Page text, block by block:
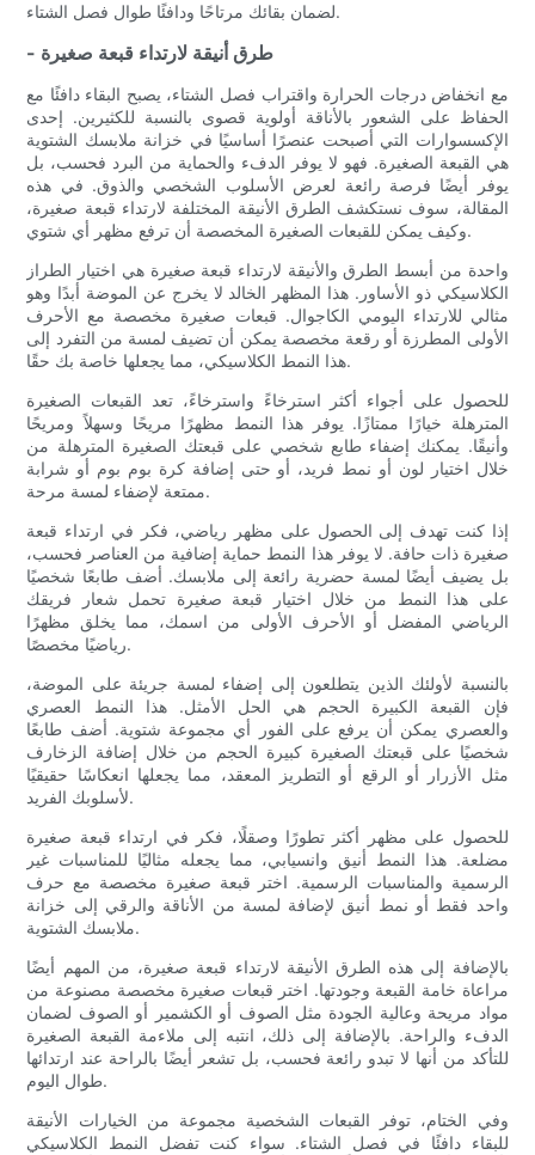
لضمان بقائك مرتاحًا ودافئًا طوال فصل الشتاء.
- طرق أنيقة لارتداء قبعة صغيرة
مع انخفاض درجات الحرارة واقتراب فصل الشتاء، يصبح البقاء دافئًا مع
الحفاظ على الشعور بالأناقة أولوية قصوى بالنسبة للكثيرين. إحدى
الإكسسوارات التي أصبحت عنصرًا أساسيًا في خزانة ملابسك الشتوية
هي القبعة الصغيرة. فهو لا يوفر الدفء والحماية من البرد فحسب، بل
يوفر أيضًا فرصة رائعة لعرض الأسلوب الشخصي والذوق. في هذه
المقالة، سوف نستكشف الطرق الأنيقة المختلفة لارتداء قبعة صغيرة،
وكيف يمكن للقبعات الصغيرة المخصصة أن ترفع مظهر أي شتوي.
واحدة من أبسط الطرق والأنيقة لارتداء قبعة صغيرة هي اختيار الطراز
الكلاسيكي ذو الأساور. هذا المظهر الخالد لا يخرج عن الموضة أبدًا وهو
مثالي للارتداء اليومي الكاجوال. قبعات صغيرة مخصصة مع الأحرف
الأولى المطرزة أو رقعة مخصصة يمكن أن تضيف لمسة من التفرد إلى
هذا النمط الكلاسيكي، مما يجعلها خاصة بك حقًا.
للحصول على أجواء أكثر استرخاءً واسترخاءً، تعد القبعات الصغيرة
المترهلة خيارًا ممتازًا. يوفر هذا النمط مظهرًا مريحًا وسهلاً ومريحًا
وأنيقًا. يمكنك إضفاء طابع شخصي على قبعتك الصغيرة المترهلة من
خلال اختيار لون أو نمط فريد، أو حتى إضافة كرة بوم بوم أو شرابة
ممتعة لإضفاء لمسة مرحة.
إذا كنت تهدف إلى الحصول على مظهر رياضي، فكر في ارتداء قبعة
صغيرة ذات حافة. لا يوفر هذا النمط حماية إضافية من العناصر فحسب،
بل يضيف أيضًا لمسة حضرية رائعة إلى ملابسك. أضف طابعًا شخصيًا
على هذا النمط من خلال اختيار قبعة صغيرة تحمل شعار فريقك
الرياضي المفضل أو الأحرف الأولى من اسمك، مما يخلق مظهرًا
رياضيًا مخصصًا.
بالنسبة لأولئك الذين يتطلعون إلى إضفاء لمسة جريئة على الموضة،
فإن القبعة الكبيرة الحجم هي الحل الأمثل. هذا النمط العصري
والعصري يمكن أن يرفع على الفور أي مجموعة شتوية. أضف طابعًا
شخصيًا على قبعتك الصغيرة كبيرة الحجم من خلال إضافة الزخارف
مثل الأزرار أو الرقع أو التطريز المعقد، مما يجعلها انعكاسًا حقيقيًا
لأسلوبك الفريد.
للحصول على مظهر أكثر تطورًا وصقلًا، فكر في ارتداء قبعة صغيرة
مضلعة. هذا النمط أنيق وانسيابي، مما يجعله مثاليًا للمناسبات غير
الرسمية والمناسبات الرسمية. اختر قبعة صغيرة مخصصة مع حرف
واحد فقط أو نمط أنيق لإضافة لمسة من الأناقة والرقي إلى خزانة
ملابسك الشتوية.
بالإضافة إلى هذه الطرق الأنيقة لارتداء قبعة صغيرة، من المهم أيضًا
مراعاة خامة القبعة وجودتها. اختر قبعات صغيرة مخصصة مصنوعة من
مواد مريحة وعالية الجودة مثل الصوف أو الكشمير أو الصوف لضمان
الدفء والراحة. بالإضافة إلى ذلك، انتبه إلى ملاءمة القبعة الصغيرة
للتأكد من أنها لا تبدو رائعة فحسب، بل تشعر أيضًا بالراحة عند ارتدائها
طوال اليوم.
وفي الختام، توفر القبعات الشخصية مجموعة من الخيارات الأنيقة
للبقاء دافئًا في فصل الشتاء. سواء كنت تفضل النمط الكلاسيكي